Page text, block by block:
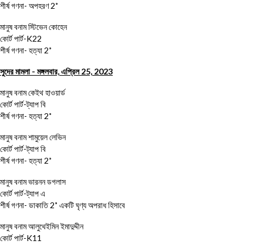
শীর্ষ গণনা- অপহরণ 2˚
মানুষ বনাম স্টিভেন কোহেন
কোর্ট পার্ট-K22
শীর্ষ গণনা- হত্যা 2˚
সুদের মামলা - মঙ্গলবার, এপ্রিল 25, 2023
মানুষ বনাম কেইথ হাওয়ার্ড
কোর্ট পার্ট-ট্যাপ বি
শীর্ষ গণনা- হত্যা 2˚
মানুষ বনাম শামুয়েল লেভিন
কোর্ট পার্ট-ট্যাপ বি
শীর্ষ গণনা- হত্যা 2˚
মানুষ বনাম ভারনন ডগলাস
কোর্ট পার্ট-ট্যাপ এ
শীর্ষ গণনা- ডাকাতি 2˚ একটি ঘৃণ্য অপরাধ হিসাবে
মানুষ বনাম আলুথেইমিন ইমাদুদ্দীন
কোর্ট পার্ট-K11